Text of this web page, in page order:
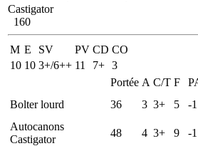
Castigator
160
M E SV PV CD CO
10 10 3+/6++ 11 7+ 3
Portée A C/T F
Bolter lourd
36 3 3+ 5 -1
Autocanons
Castigator
48 4 3+ 9 -1